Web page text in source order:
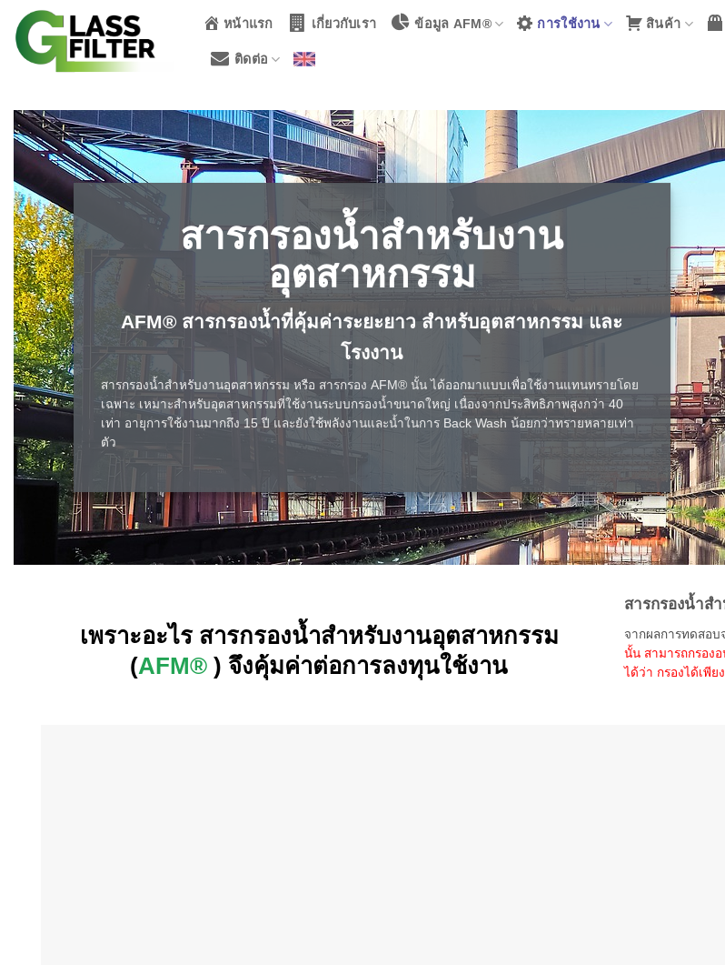
หน้าแรก เกี่ยวกับเรา ข้อมูล AFM® การใช้งาน สินค้า
ติดต่อ
สารกรองน้ำสำหรับงาน
อุตสาหกรรม
AFM® สารกรองน้ำที่คุ้มค่าระยะยาว สำหรับอุตสาหกรรม และ
โรงงาน​
สารกรองน้ำสำหรับงานอุตสาหกรรม หรือ สารกรอง AFM® นั้น ได้ออกมาแบบเพื่อใช้งานแทนทรายโดย
เฉพาะ เหมาะสำหรับอุตสาหกรรมที่ใช้งานระบบกรองน้ำขนาดใหญ่ เนื่องจากประสิทธิภาพสูงกว่า 40
เท่า อายุการใช้งานมากถึง 15 ปี และยังใช้พลังงานและน้ำในการ Back Wash น้อยกว่าทรายหลายเท่า
ตัว
เพราะอะไร สารกรองน้ำสำหรับงานอุตสาหกรรม
(AFM® ) จึงคุ้มค่าต่อการลงทุนใช้งาน
สารกรองน้ำส
จากผลการทดสอบ
นั้น สามารถกรอง
ได้ว่า กรองได้เพีย